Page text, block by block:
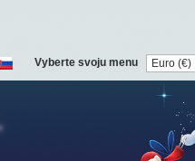
Vyberte svoju menu